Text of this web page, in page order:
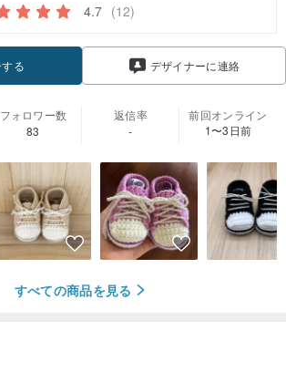
4.7 (12)
デザイナーに連絡
フォロワー数
83
返信率
-
前回オンライン
1〜3日前
すべての商品を見る